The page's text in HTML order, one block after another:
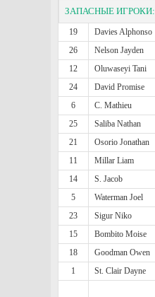
ЗАПАСНЫЕ ИГРОКИ:
19 Davies Alphonso
26
Nelson Jayden
12
Oluwaseyi Tani
24
David Promise
6
C. Mathieu
25
Saliba Nathan
21
Osorio Jonathan
11
Millar Liam
14
S. Jacob
5
Waterman Joel
23
Sigur Niko
15
Bombito Moise
18
Goodman Owen
1
St. Clair Dayne